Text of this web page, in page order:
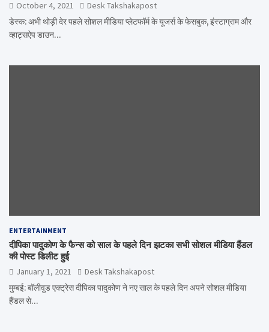
October 4, 2021
Desk Takshakapost
डेस्क: अभी थोड़ी देर पहले सोशल मीडिया प्लेटफॉर्म के यूजर्स के फेसबुक, इंस्टाग्राम और
व्हाट्सऐप डाउन…
ENTERTAINMENT
दीपिका पादुकोण के फैन्स को साल के पहले दिन झटका सभी सोशल मीडिया हैंडल
की पोस्ट डिलीट हुई
January 1, 2021
Desk Takshakapost
मुम्बई: बॉलीवुड एक्ट्रेस दीपिका पादुकोण ने नए साल के पहले दिन अपने सोशल मीडिया
हैंडल से…